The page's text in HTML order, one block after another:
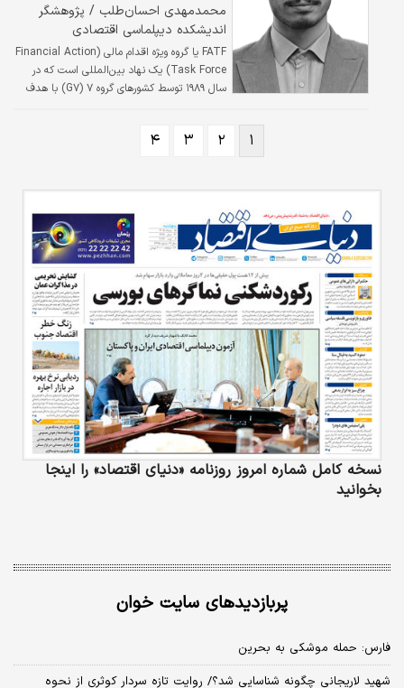
محمدمهدی احسان‏‏‌طلب / پژوهشگر
اندیشکده دیپلماسی اقتصادی
FATF یا گروه ویژه اقدام مالی (Financial Action
Task Force) یک نهاد بین‌المللی است که در
سال ۱۹۸۹ توسط کشور‌های گروه ۷ (G۷) با هدف
هستند.
۱ ۲ ۳ ۴
نسخه کامل شماره امروز روزنامه «دنیای‌ اقتصاد» را اینجا
بخوانید
پربازدیدهای سایت خوان
فارس: حمله موشکی به بحرین
شهید لاریجانی چگونه شناسایی شد؟/ روایت تازه سردار کوثری از نحوه